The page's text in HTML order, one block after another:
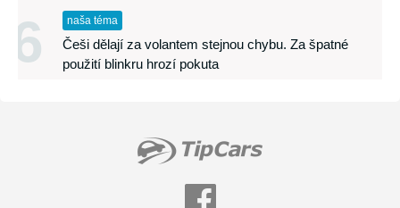
6 naša téma
Češi dělají za volantem stejnou chybu. Za špatné
použití blinkru hrozí pokuta